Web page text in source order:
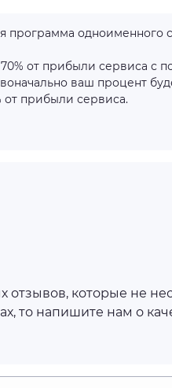
программа одноименного
от прибыли сервиса с
ваш процент
от прибыли сервиса.
которые не
то напишите нам о